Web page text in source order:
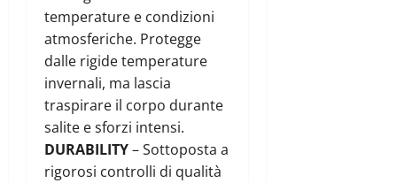
temperature e condizioni
atmosferiche. Protegge
dalle rigide temperature
invernali, ma lascia
traspirare il corpo durante
salite e sforzi intensi.
DURABILITY– Sottoposta a
rigorosi controlli di qualità